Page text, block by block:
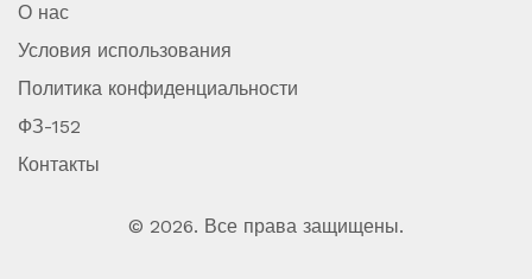
О нас
Условия использования
Политика конфиденциальности
ФЗ-152
Контакты
© 2026. Все права защищены.